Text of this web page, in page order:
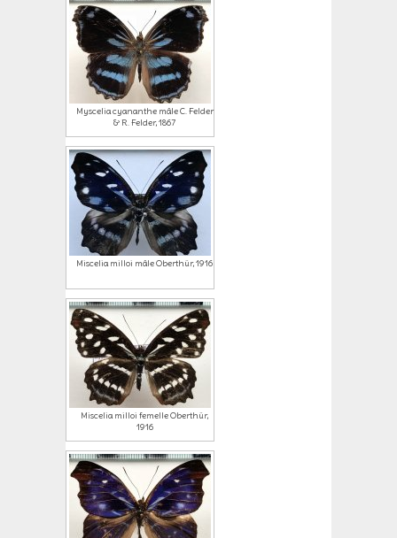
Myscelia cyananthe mâle C. Felder
& R. Felder, 1867
Miscelia milloi mâle Oberthür, 1916
Miscelia milloi femelle Oberthür,
1916